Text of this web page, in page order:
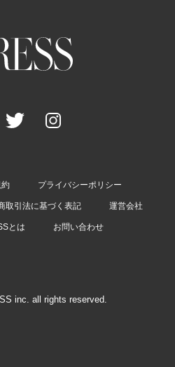
プライバシーポリシー
取引法に基づく表記 運営会社
とは お問い合わせ
inc. all rights reserved.